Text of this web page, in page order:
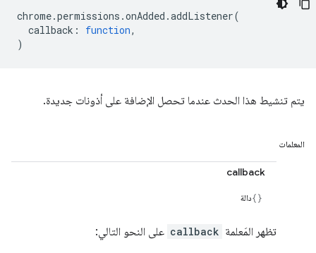
chrome.permissions .onAdded .addListener(
callback : function,
)
يتم تنشيط هذا الحدث عندما تحصل الإضافة على أذونات جديدة.
المعلمات
callback
دالة
تظهر المَعلمة callback على النحو التالي: